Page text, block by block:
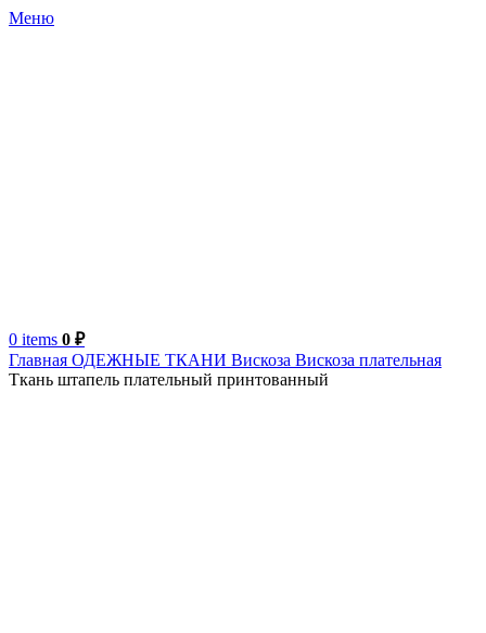
Меню
0 items 0 ₽
Главная ОДЕЖНЫЕ ТКАНИ Вискоза Вискоза плательная
Ткань штапель плательный принтованный